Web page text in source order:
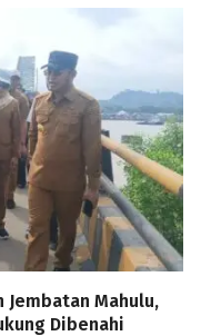
Mahulu,
Dibenahi